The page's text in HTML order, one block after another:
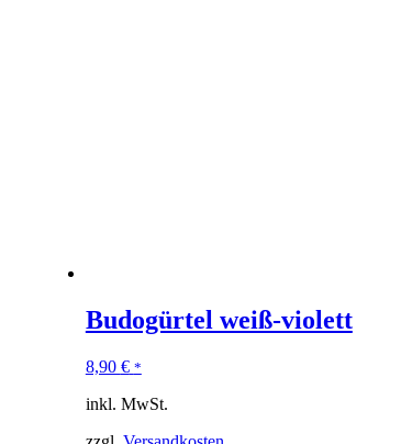
Budogürtel weiß-violett
8,90 € *
inkl. MwSt.